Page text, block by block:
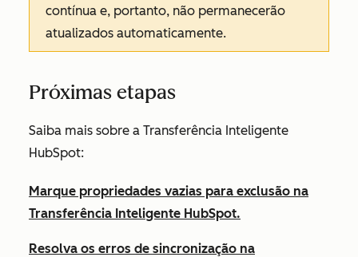
contínua e, portanto, não permanecerão
atualizados automaticamente.
Próximas etapas
Saiba mais sobre a Transferência Inteligente
HubSpot:
Marque propriedades vazias para exclusão na
Transferência Inteligente HubSpot.
Resolva os erros de sincronização na